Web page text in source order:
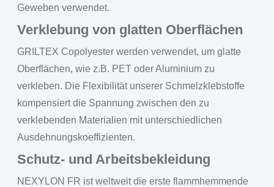
Geweben verwendet.
Verklebung von glatten Oberflächen
GRILTEX Copolyester werden verwendet, um glatte
Oberflächen, wie z.B. PET oder Aluminium zu
verkleben. Die Flexibilität unserer Schmelzklebstoffe
kompensiert die Spannung zwischen den zu
verklebenden Materialien mit unterschiedlichen
Ausdehnungskoeffizienten.
Schutz- und Arbeitsbekleidung
NEXYLON FR ist weltweit die erste flammhemmende